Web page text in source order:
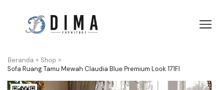
Beranda » Shop »
Sofa Ruang Tamu Mewah Claudia Blue Premium Look 171FI